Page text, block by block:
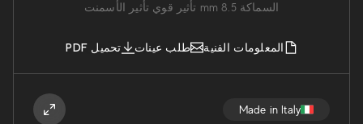
Made in Italy
السماكة 8.5
mm تأثير قوي تأثير الأسمنت
المعلومات الفنية طلب عينات تحميل PDF